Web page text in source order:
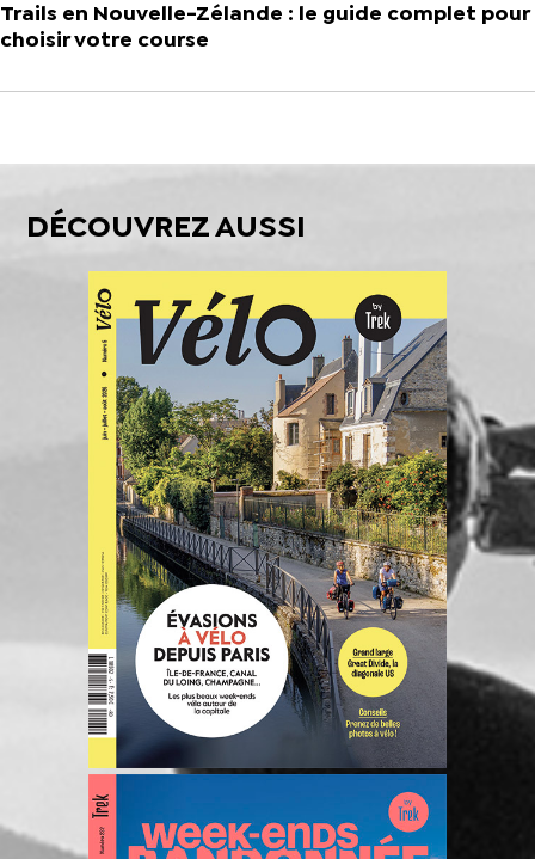
Trails en Nouvelle-Zélande : le guide complet pour
choisir votre course
DÉCOUVREZ AUSSI